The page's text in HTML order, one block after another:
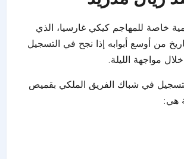
خاصة للمهاجم كيكي غارسيا، الذي
من أوسع أبوابه إذا نجح في التسجيل
مواجهة الليلة.
في شباك الفريق الملكي بقميص
هي: